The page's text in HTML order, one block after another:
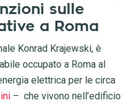
sulle
a Roma
Konrad Krajewski, è
occupato a Roma al
elettrica per le circa
– che vivono nell’edificio